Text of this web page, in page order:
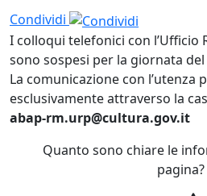
Condividi
I colloqui telefonici con l’Ufficio
sono sospesi per la giornata del
La comunicazione con l’utenza
esclusivamente attraverso la
abap-rm.urp@cultura.gov.it
Quanto sono chiare le
pagina?